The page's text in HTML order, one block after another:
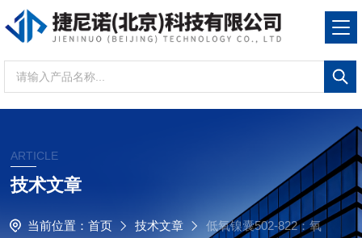
ARTICLE
技术文章
当前位置： 首页 技术文章
低氧镍囊502-822：氧